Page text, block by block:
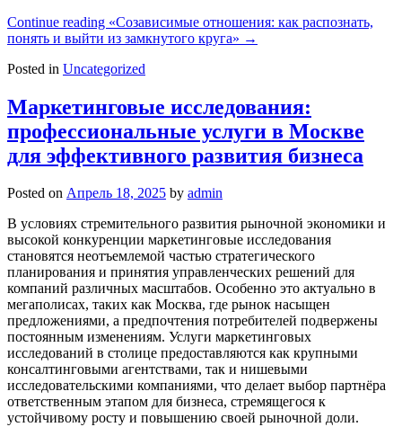
Continue reading «Созависимые отношения: как распознать,
понять и выйти из замкнутого круга» →
Posted in Uncategorized
Маркетинговые исследования:
профессиональные услуги в Москве
для эффективного развития бизнеса
Posted on Апрель 18, 2025 by admin
В условиях стремительного развития рыночной экономики и
высокой конкуренции маркетинговые исследования
становятся неотъемлемой частью стратегического
планирования и принятия управленческих решений для
компаний различных масштабов. Особенно это актуально в
мегаполисах, таких как Москва, где рынок насыщен
предложениями, а предпочтения потребителей подвержены
постоянным изменениям. Услуги маркетинговых
исследований в столице предоставляются как крупными
консалтинговыми агентствами, так и нишевыми
исследовательскими компаниями, что делает выбор партнёра
ответственным этапом для бизнеса, стремящегося к
устойчивому росту и повышению своей рыночной доли.